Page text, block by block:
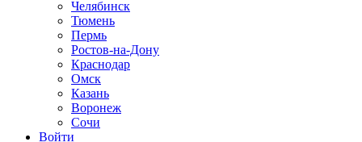
Челябинск
Тюмень
Пермь
Ростов-на-Дону
Краснодар
Омск
Казань
Воронеж
Сочи
Войти